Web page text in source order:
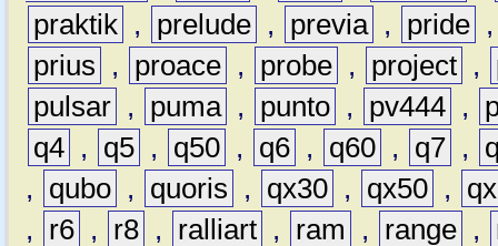
praktik , prelude , previa , pride
prius
, proace , probe , project ,
pulsar , puma , punto , pv444 ,
q4 , q5 , q50 , q6 , q60 , q7 ,
,
qubo , quoris , qx30 , qx50 ,
,
r6 , r8 , ralliart , ram , range ,